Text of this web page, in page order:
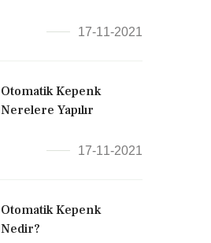
17-11-2021
Otomatik Kepenk
Nerelere Yapılır
17-11-2021
Otomatik Kepenk
Nedir?